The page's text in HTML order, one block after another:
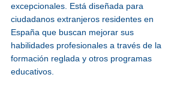
excepcionales. Está diseñada para
ciudadanos extranjeros residentes en
España que buscan mejorar sus
habilidades profesionales a través de la
formación reglada y otros programas
educativos.